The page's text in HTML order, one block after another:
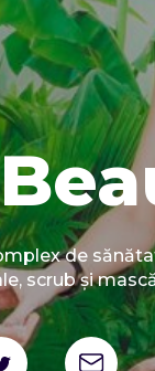
de
scrub și